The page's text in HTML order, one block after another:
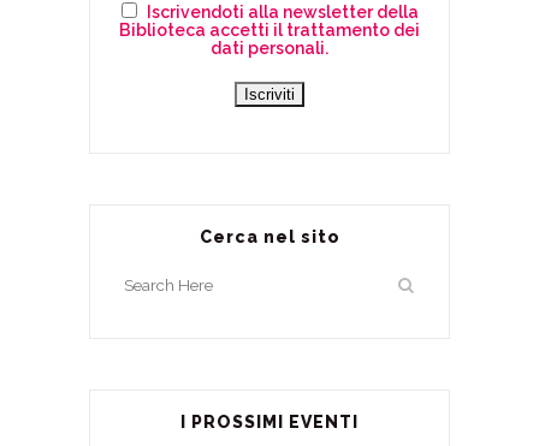
Iscrivendoti alla newsletter della
Biblioteca accetti il trattamento dei
dati personali.
Cerca nel sito
I PROSSIMI EVENTI